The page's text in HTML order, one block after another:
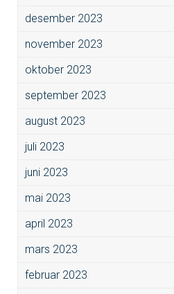
desember 2023
november 2023
oktober 2023
september 2023
august 2023
juli 2023
juni 2023
mai 2023
april 2023
mars 2023
februar 2023